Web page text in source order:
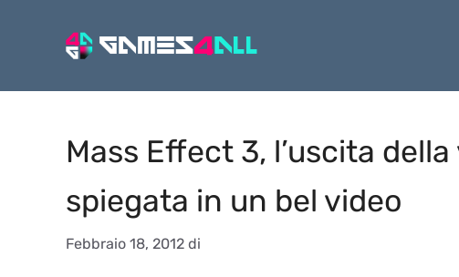
Mass Effect 3, l’uscita
spiegata in un bel video
Febbraio 18, 2012 di